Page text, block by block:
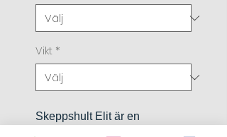
Vikt *
Skeppshult Elit är en